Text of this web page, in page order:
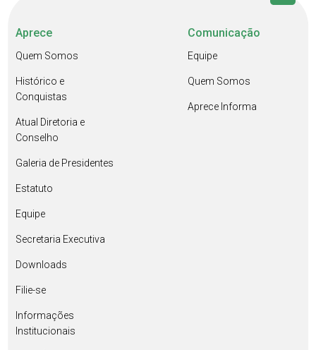
Aprece
Quem Somos
Histórico e
Conquistas
Atual Diretoria e
Conselho
Galeria de Presidentes
Estatuto
Equipe
Secretaria Executiva
Downloads
Filie-se
Informações
Institucionais
Comunicação
Equipe
Quem Somos
Aprece Informa